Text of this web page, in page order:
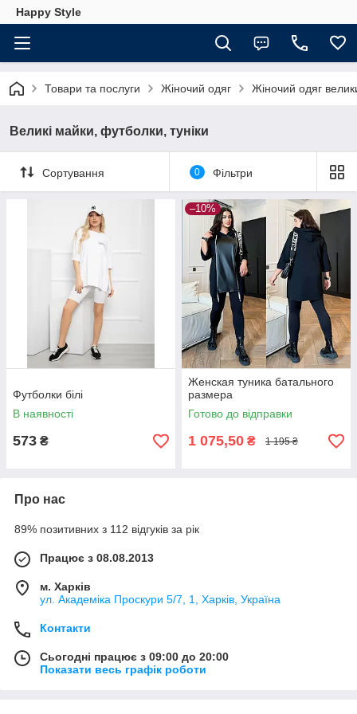
Happy Style
Товари та послуги Жіночий одяг Жіночий одяг
Великі майки, футболки, туніки
Сортування 0 Фільтри
Футболки білі
В наявності
573 ₴
–10%
Женская туника батального
размера
Готово до відправки
1 075,50 ₴ 1 195 ₴
Про нас
89% позитивних з 112 відгуків за рік
Працює з 08.08.2013
м. Харків
ул. Академіка Проскури 5/7, 1, Харків, Україна
Контакти
Сьогодні працює з 09:00 до 20:00
Показати весь графік роботи